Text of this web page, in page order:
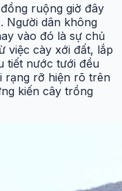
ruộng giờ đây
Người dân không
vào đó là sự chủ
việc cày xới đất, lắp
tiết nước tưới đều
rạng rỡ hiện rõ trên
kiến cây trồng